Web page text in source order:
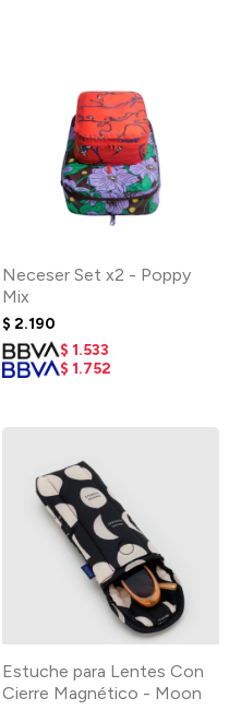
Neceser Set x2 - Poppy
Mix
$ 2.190
$ 1.533
$ 1.752
Estuche para Lentes Con
Cierre Magnético - Moon